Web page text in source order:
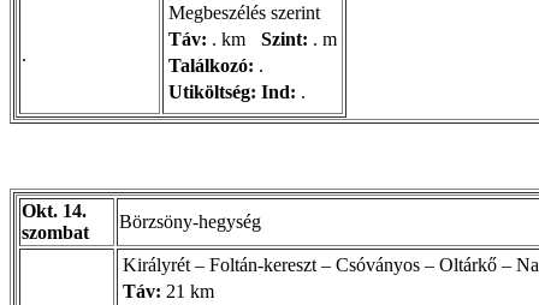
.
Megbeszélés szerint
Táv: . km Szint: . m
Találkozó: .
Utiköltség: Ind: .
Okt. 14.
szombat
Börzsöny-hegység
Királyrét – Foltán-kereszt – Csóványos – Oltárkő –
Táv: 21 km